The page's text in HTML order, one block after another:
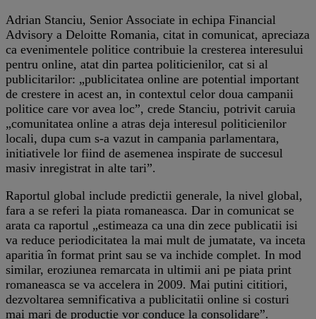
Adrian Stanciu, Senior Associate in echipa Financial
Advisory a Deloitte Romania, citat in comunicat, apreciaza
ca evenimentele politice contribuie la cresterea interesului
pentru online, atat din partea politicienilor, cat si al
publicitarilor: „publicitatea online are potential important
de crestere in acest an, in contextul celor doua campanii
politice care vor avea loc”, crede Stanciu, potrivit caruia
„comunitatea online a atras deja interesul politicienilor
locali, dupa cum s-a vazut in campania parlamentara,
initiativele lor fiind de asemenea inspirate de succesul
masiv inregistrat in alte tari”.
Raportul global include predictii generale, la nivel global,
fara a se referi la piata romaneasca. Dar in comunicat se
arata ca raportul „estimeaza ca una din zece publicatii isi
va reduce periodicitatea la mai mult de jumatate, va inceta
aparitia în format print sau se va inchide complet. In mod
similar, eroziunea remarcata in ultimii ani pe piata print
romaneasca se va accelera in 2009. Mai putini cititiori,
dezvoltarea semnificativa a publicitatii online si costuri
mai mari de productie vor conduce la consolidare”.